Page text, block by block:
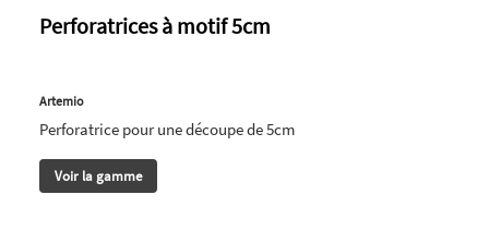
Perforatrices à motif 5cm
Artemio
Perforatrice pour une découpe de 5cm
Voir la gamme